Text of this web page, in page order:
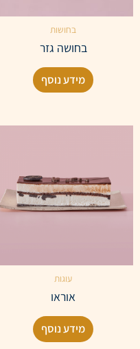
בחושות
בחושה גזר
מידע נוסף
עוגות
אוראו
מידע נוסף